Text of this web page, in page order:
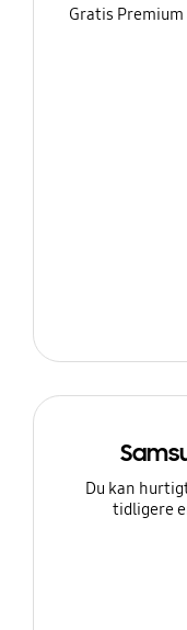
Gratis Premium
Du kan
tidligere